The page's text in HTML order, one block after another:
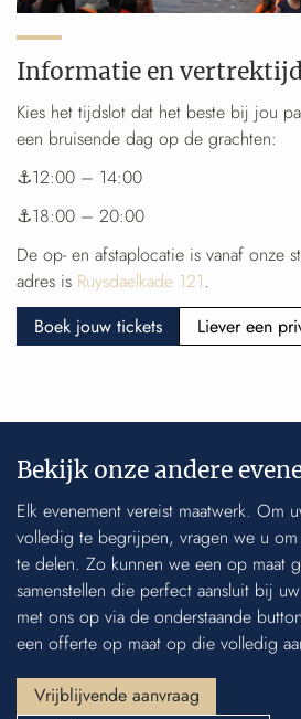
Informatie en
Kies het tijdslot dat het beste bij jou
een bruisende dag op de grachten:
⚓12:00 – 14:00
⚓18:00 – 20:00
De op- en afstaplocatie is vanaf onze
adres is Ruysdaelkade 121.
Boek jouw tickets
Liever een
Bekijk onze andere
Elk evenement vereist maatwerk. Om
volledig te begrijpen, vragen we u om
te delen. Zo kunnen we een op maat
samenstellen die perfect aansluit bij
met ons op via de onderstaande
een offerte op maat op die volledig
Vrijblijvende aanvraag